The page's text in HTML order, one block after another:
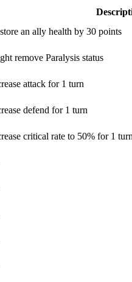
an ally health by 30 points
remove Paralysis status
attack for 1 turn
defend for 1 turn
critical rate to 50% for 1